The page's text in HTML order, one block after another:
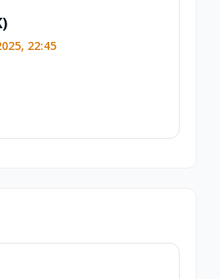
22:45